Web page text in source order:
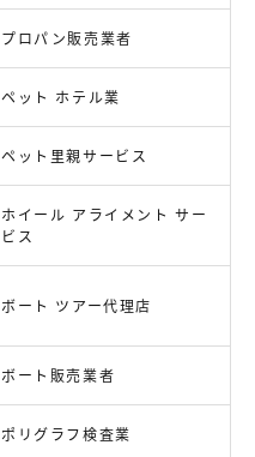
プロパン販売業者
ペット ホテル業
ペット里親サービス
ホイール アライメント サー
ビス
ボート ツアー代理店
ボート販売業者
ポリグラフ検査業